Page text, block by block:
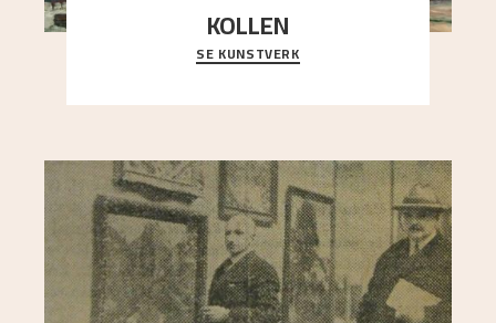
KOLLEN
Et ruvende fjell dominerer bildeflaten, og står i
sterk kontrast til det spinkle rognetreet ute
SE KUNSTVERK